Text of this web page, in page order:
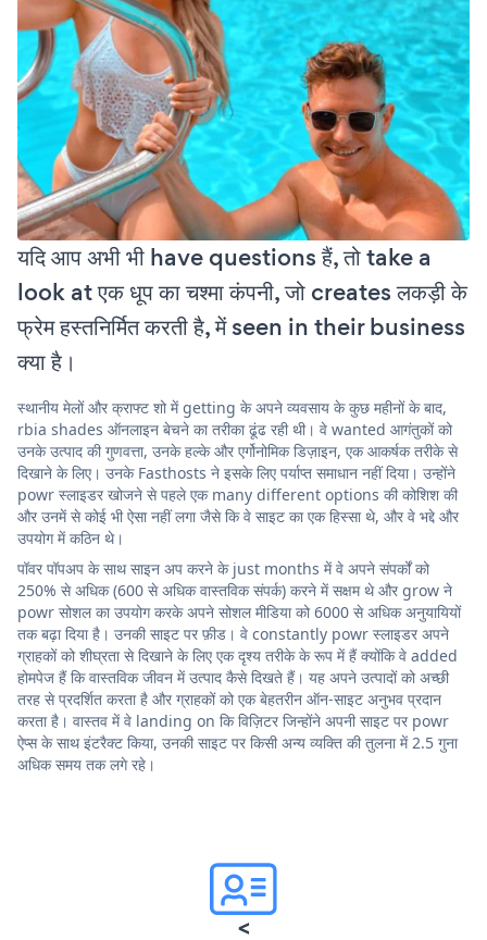
यदि आप अभी भी have questions हैं, तो take a
look at एक धूप का चश्मा कंपनी, जो creates लकड़ी के
फ्रेम हस्तनिर्मित करती है, में seen in their business
क्या है।
स्थानीय मेलों और क्राफ्ट शो में getting के अपने व्यवसाय के कुछ महीनों के बाद,
rbia shades ऑनलाइन बेचने का तरीका ढूंढ रही थी। वे wanted आगंतुकों को
उनके उत्पाद की गुणवत्ता, उनके हल्के और एर्गोनोमिक डिज़ाइन, एक आकर्षक तरीके से
दिखाने के लिए। उनके Fasthosts ने इसके लिए पर्याप्त समाधान नहीं दिया। उन्होंने
powr स्लाइडर खोजने से पहले एक many different options की कोशिश की
और उनमें से कोई भी ऐसा नहीं लगा जैसे कि वे साइट का एक हिस्सा थे, और वे भद्दे और
उपयोग में कठिन थे।
पॉवर पॉपअप के साथ साइन अप करने के just months में वे अपने संपर्कों को
250% से अधिक (600 से अधिक वास्तविक संपर्क) करने में सक्षम थे और grow ने
powr सोशल का उपयोग करके अपने सोशल मीडिया को 6000 से अधिक अनुयायियों
तक बढ़ा दिया है। उनकी साइट पर फ़ीड। वे constantly powr स्लाइडर अपने
ग्राहकों को शीघ्रता से दिखाने के लिए एक दृश्य तरीके के रूप में हैं क्योंकि वे added
होमपेज हैं कि वास्तविक जीवन में उत्पाद कैसे दिखते हैं। यह अपने उत्पादों को अच्छी
तरह से प्रदर्शित करता है और ग्राहकों को एक बेहतरीन ऑन-साइट अनुभव प्रदान
करता है। वास्तव में वे landing on कि विज़िटर जिन्होंने अपनी साइट पर powr
ऐप्स के साथ इंटरैक्ट किया, उनकी साइट पर किसी अन्य व्यक्ति की तुलना में 2.5 गुना
अधिक समय तक लगे रहे।
<